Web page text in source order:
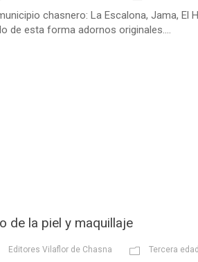
chasnero: La Escalona, Jama, El
de esta forma adornos originales....
de la piel y maquillaje
Editores Vilaflor de Chasna Tercera edad